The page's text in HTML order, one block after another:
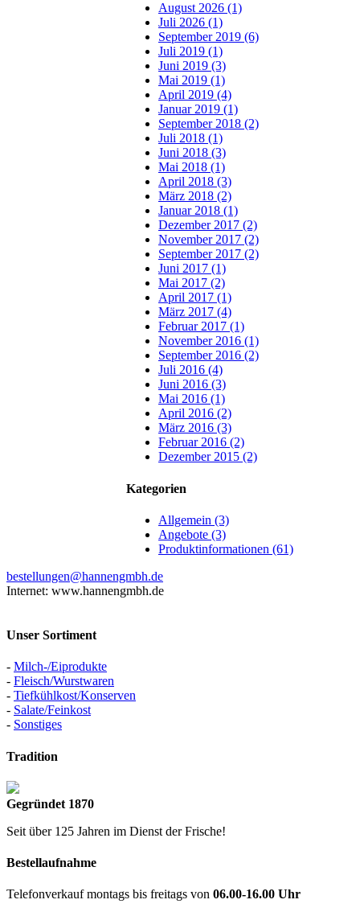
August 2026 (1)
Juli 2026 (1)
September 2019 (6)
Juli 2019 (1)
Juni 2019 (3)
Mai 2019 (1)
April 2019 (4)
Januar 2019 (1)
September 2018 (2)
Juli 2018 (1)
Juni 2018 (3)
Mai 2018 (1)
April 2018 (3)
März 2018 (2)
Januar 2018 (1)
Dezember 2017 (2)
November 2017 (2)
September 2017 (2)
Juni 2017 (1)
Mai 2017 (2)
April 2017 (1)
März 2017 (4)
Februar 2017 (1)
November 2016 (1)
September 2016 (2)
Juli 2016 (4)
Juni 2016 (3)
Mai 2016 (1)
April 2016 (2)
März 2016 (3)
Februar 2016 (2)
Dezember 2015 (2)
Kategorien
Allgemein (3)
Angebote (3)
Produktinformationen (61)
bestellungen@hannengmbh.de
Internet: www.hannengmbh.de
Unser Sortiment
- Milch-/Eiprodukte
- Fleisch/Wurstwaren
- Tiefkühlkost/Konserven
- Salate/Feinkost
- Sonstiges
Tradition
Gegründet 1870
Seit über 125 Jahren im Dienst der Frische!
Bestellaufnahme
Telefonverkauf montags bis freitags von 06.00-16.00 Uhr